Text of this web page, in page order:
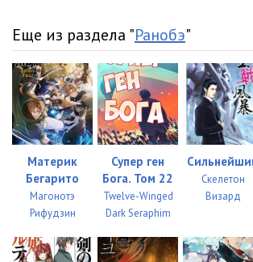
Еще из раздела "Ранобэ"
Материк
Бегарито
Магонотэ
Рифудзин
Супер ген
Бога. Том 22
Twelve-Winged
Dark Seraphim
Скелетон
Визард